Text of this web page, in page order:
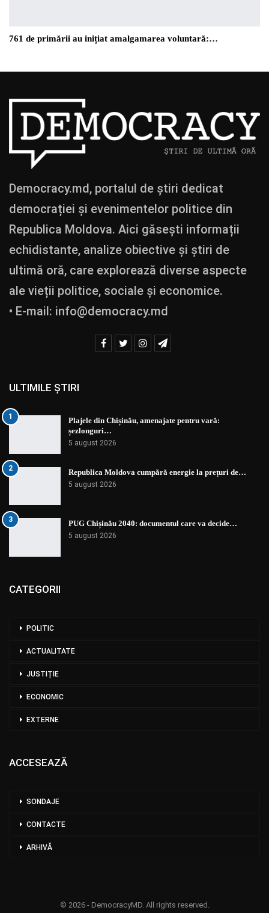
761 de primării au inițiat amalgamarea voluntară:…
Democracy.md, portalul de știri dedicat
democrației și evenimentelor politice din
Republica Moldova. Aici găsești informații
echidistante, analize obiective și știri de
ultimă oră, care explorează diverse aspecte
ale vieții politice, sociale și economice.
• E-mail: info@democracy.md
ULTIMILE ȘTIRI
1
Plajele din Chișinău, amenajate pentru vară:
șezlonguri…
5 august 2026
2 Republica Moldova cumpără energie la prețuri de…
5 august 2026
3 PUG Chișinău 2040: documentul care va decide…
5 august 2026
CATEGORII
POLITIC
ACTUALITATE
JUSTIȚIE
ECONOMIC
EXTERNE
ACCESEAZĂ
SONDAJE
CONTACTE
ARHIVĂ
© 2026 - DemocracyMD. All rights reserved.